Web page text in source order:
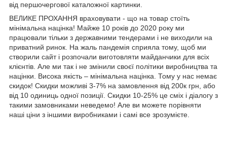
від першочергової каталожної картинки.
ВЕЛИКЕ ПРОХАННЯ враховувати - що на товар стоїть
мінімальна націнка! Майже 10 років до 2020 року ми
працювали тільки з державними тендерами і не виходили на
приватний ринок. На жаль пандемія сприяла тому, щоб ми
створили сайт і розпочали виготовляти майданчики для всіх
клієнтів. Але ми так і не змінили своєї політики виробництва та
націнки. Висока якість – мінімальна націнка. Тому у нас немає
скидок! Скидки можливі 3-7% на замовлення від 200к грн, або
від 10 одиниць одної позиції. Скидки 10-25% це сміх і діалогу з
такими замовниками неведемо! Але ви можете порівняти
наші ціни з іншими виробниками і самі все зрозумієте.